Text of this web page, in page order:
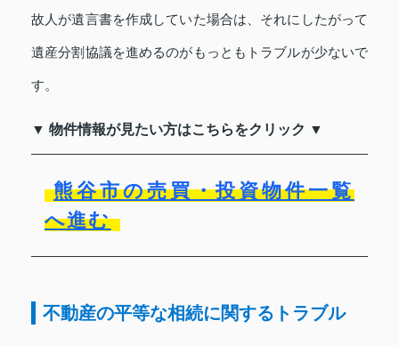
故人が遺言書を作成していた場合は、それにしたがって
遺産分割協議を進めるのがもっともトラブルが少ないで
す。
▼ 物件情報が見たい方はこちらをクリック ▼
熊谷市の売買・投資物件一覧
へ進む
不動産の平等な相続に関するトラブル